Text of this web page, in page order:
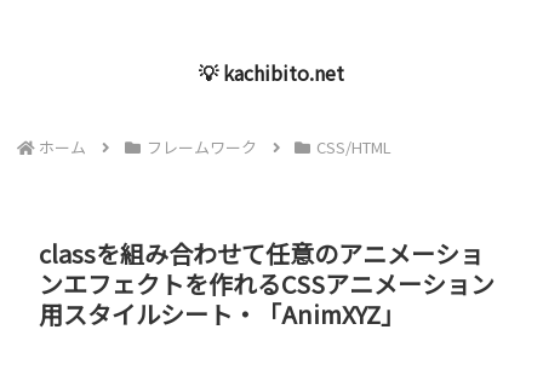
💡 kachibito.net
ホーム フレームワーク CSS/HTML
classを組み合わせて任意のアニメーショ
ンエフェクトを作れるCSSアニメーション
用スタイルシート・「AnimXYZ」